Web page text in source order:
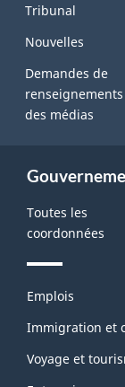
Tribunal
Nouvelles
Demandes de
renseignements
des médias
Toutes les
coordonnées
Thèmes
sujets
Emplois
Immigration et
Voyage et